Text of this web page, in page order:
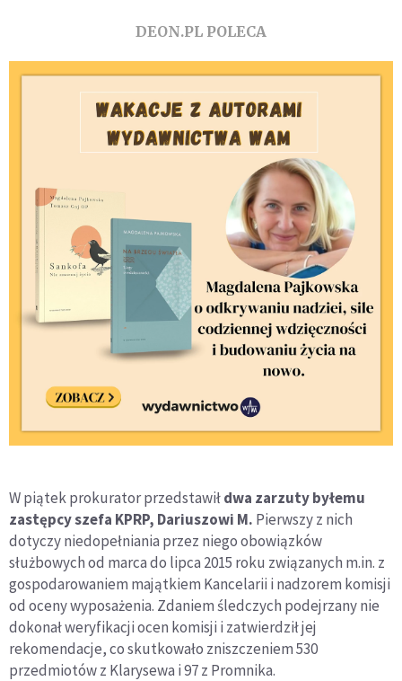
DEON.PL POLECA
W piątek prokurator przedstawiłdwa zarzuty byłemu
zastępcy szefa KPRP, Dariuszowi M. Pierwszy z nich
dotyczy niedopełniania przez niego obowiązków
służbowych od marca do lipca 2015 roku związanych m.in. z
gospodarowaniem majątkiem Kancelarii i nadzorem komisji
od oceny wyposażenia. Zdaniem śledczych podejrzany nie
dokonał weryfikacji ocen komisji i zatwierdził jej
rekomendacje, co skutkowało zniszczeniem 530
przedmiotów z Klarysewa i 97 z Promnika.